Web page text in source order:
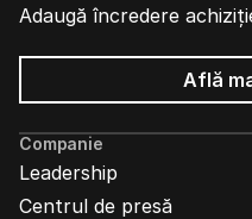
Adaugă încredere
Află
Companie
Leadership
Centrul de presă